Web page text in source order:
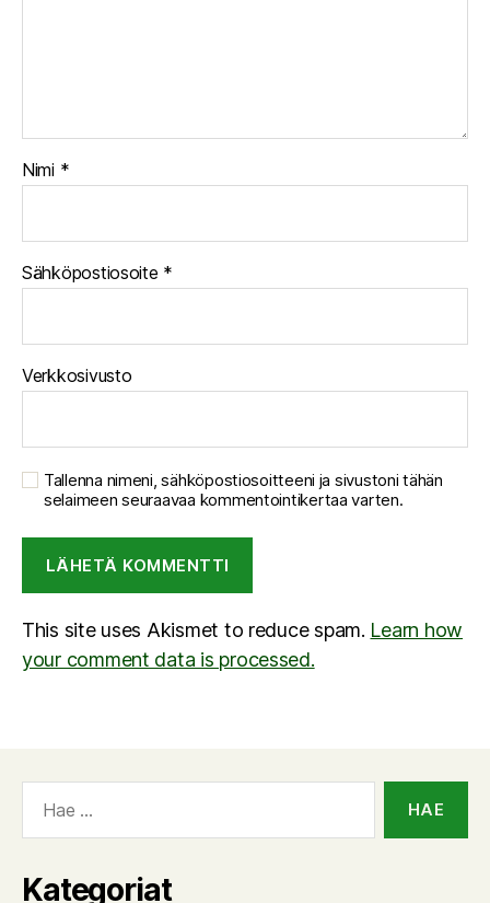
Nimi *
Sähköpostiosoite *
Verkkosivusto
Tallenna nimeni, sähköpostiosoitteeni ja sivustoni tähän
selaimeen seuraavaa kommentointikertaa varten.
This site uses Akismet to reduce spam. Learn how
your comment data is processed.
Kategoriat